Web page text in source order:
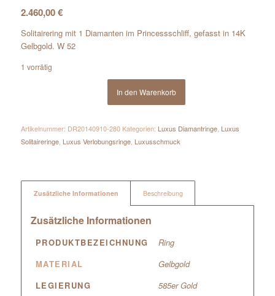
2.460,00€
Solitairering mit 1 Diamanten im Princessschliff, gefasst in 14K
Gelbgold. W 52
1 vorrätig
In den Warenkorb
Artikelnummer: DR20140910-280 Kategorien: Luxus Diamantringe, Luxus
Solitaireringe, Luxus Verlobungsringe, Luxusschmuck
Zusätzliche Informationen Beschreibung
Zusätzliche Informationen
PRODUKTBEZEICHNUNG
Ring
MATERIAL
Gelbgold
LEGIERUNG
585er Gold